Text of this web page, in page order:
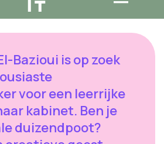
Bazioui is op zoek
voor een leerrijke
kabinet. Ben je
duizendpoot?